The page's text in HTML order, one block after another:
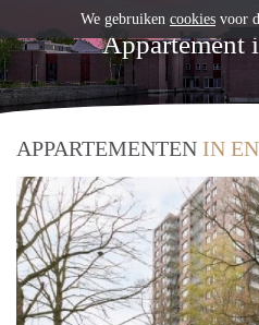
Appartement
APPARTEMENTEN IN
We gebruiken cookies voor